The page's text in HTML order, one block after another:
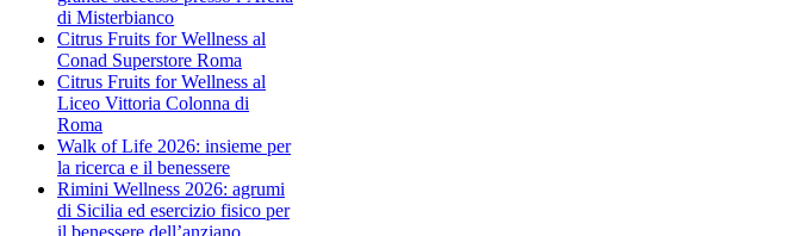
di Misterbianco
Citrus Fruits for Wellness al
Conad Superstore Roma
Citrus Fruits for Wellness al
Liceo Vittoria Colonna di
Roma
Walk of Life 2026: insieme per
la ricerca e il benessere
Rimini Wellness 2026: agrumi
di Sicilia ed esercizio fisico per
il benessere dell’anziano